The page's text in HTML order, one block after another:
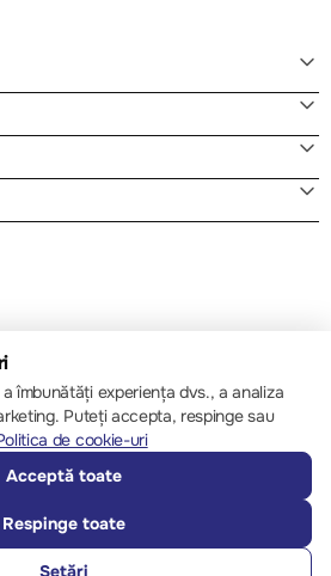
2013 – 2026 ECOM
îmbunătăți experiența dvs., a analiza
Puteți accepta, respinge sau
de cookie-uri
Acceptă toate
Respinge toate
Setări